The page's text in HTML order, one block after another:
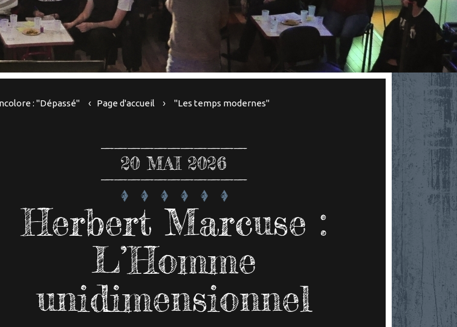
: "Dépassé" Page d'accueil "Les temps modernes"
20 MAI 2026
Herbert Marcuse :
L’Homme
unidimensionnel